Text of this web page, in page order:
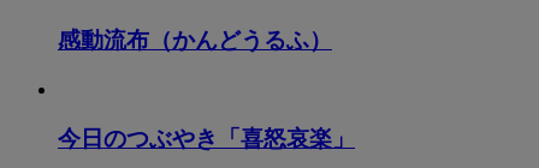
感動流布（かんどうるふ）
今日のつぶやき「喜怒哀楽」